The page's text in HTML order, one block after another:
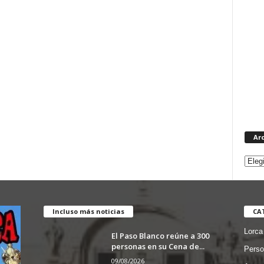
Incluso más noticias
El Paso Blanco reúne a 300
personas en su Cena de...
09/08/2026
Lorca